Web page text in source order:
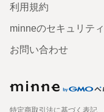
利用規約
minneのセキュリティ
お問い合わせ
特定商取引法に基づく表記